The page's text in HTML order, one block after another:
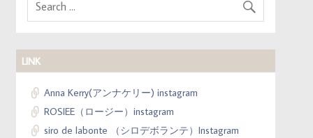
LINK
Anna Kerry(アンナケリー) instagram
ROSIEE（ロージー）instagram
siro de labonte （シロデボランテ）Instagram